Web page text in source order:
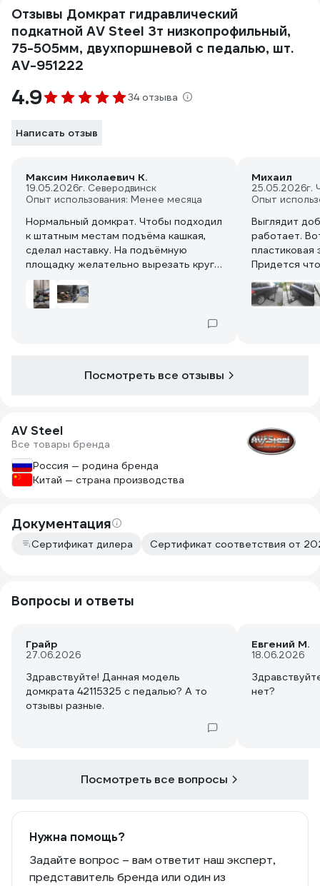
Отзывы Домкрат гидравлический
подкатной AV Steel 3т низкопрофильный,
75-505мм, двухпоршневой с педалью, шт.
AV-951222
4.9 34 отзыва
Написать отзыв
Максим Николаевич К.
19.05.2026г. Северодвинск
Опыт использования: Менее месяца
Нормальный домкрат. Чтобы подходил
к штатным местам подъёма кашкая,
сделал наставку. На подъёмную
площадку желательно вырезать круг
из транспортёрной ленты, чтобы
металл машины не повредить.
Михаил
25.05.2026г.
Опыт
Выглядит
работает.
Придется
Посмотреть все отзывы
AV Steel
Все товары бренда
Россия — родина бренда
Китай — страна производства
Документация
Сертификат дилера Сертификат соответствия от
Вопросы и ответы
Грайр
27.06.2026
Здравствуйте! Данная модель
домкрата 42115325 с педалью? А то
отзывы разные.
Евгений М.
18.06.2026
нет?
Посмотреть все вопросы
Нужна помощь?
Задайте вопрос – вам ответит наш эксперт,
представитель бренда или один из